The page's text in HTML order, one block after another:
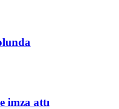
imza attı